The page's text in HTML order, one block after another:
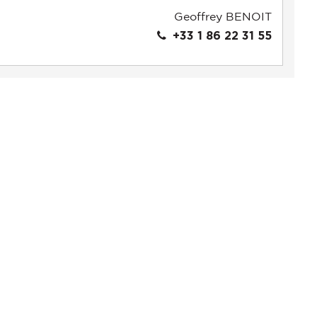
Geoffrey BENOIT
+33 1 86 22 31 55
Personnalisez vos préférences pour